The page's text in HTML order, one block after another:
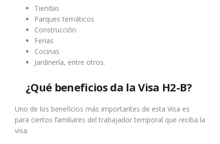
Tiendas
Parques temáticos
Construcción
Ferias
Cocinas
Jardinería, entre otros.
¿Qué beneficios da la Visa H2-B?
Uno de los beneficios más importantes de esta Visa es
para ciertos familiares del trabajador temporal que reciba la
visa.